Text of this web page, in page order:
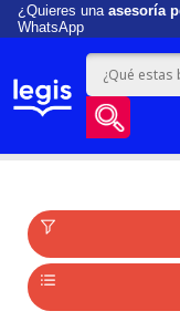
¿Quieres una asesoría
WhatsApp